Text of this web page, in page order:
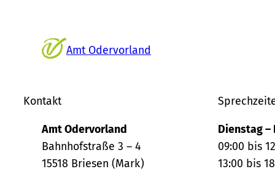
Gemeinde Steinhöfel
Gemeinde Jacobsdorf
Amt Odervorland
Kontakt
Amt Odervorland
Bahnhofstraße 3 – 4
15518 Briesen (Mark)
Dienstag –
09:00 bis
13:00 bis